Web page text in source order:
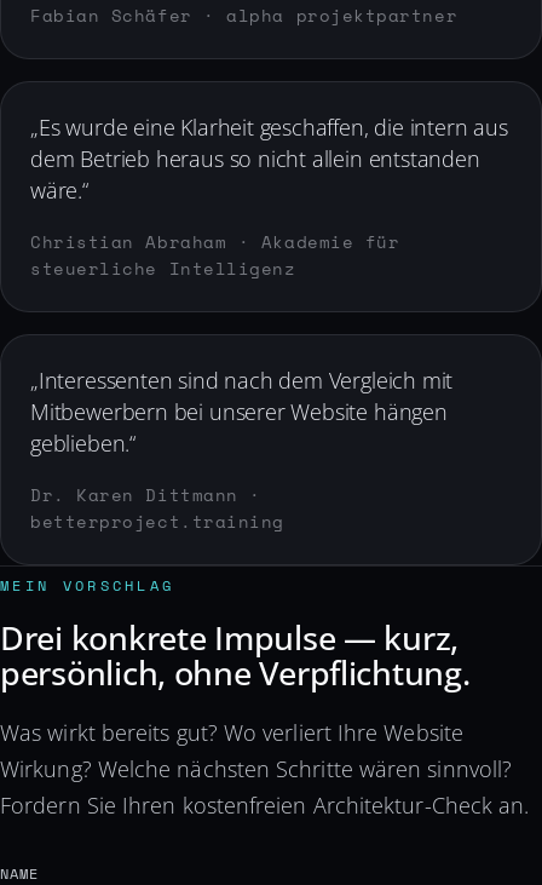
Fabian Schäfer · alpha projektpartner
„Es wurde eine Klarheit geschaffen, die intern aus
dem Betrieb heraus so nicht allein entstanden
wäre.“
Christian Abraham · Akademie für
steuerliche Intelligenz
„Interessenten sind nach dem Vergleich mit
Mitbewerbern bei unserer Website hängen
geblieben.“
Dr. Karen Dittmann ·
betterproject.training
MEIN VORSCHLAG
Drei konkrete Impulse — kurz,
persönlich, ohne Verpflichtung.
Was wirkt bereits gut? Wo verliert Ihre Website
Wirkung? Welche nächsten Schritte wären sinnvoll?
Fordern Sie Ihren kostenfreien Architektur-Check an.
NAME